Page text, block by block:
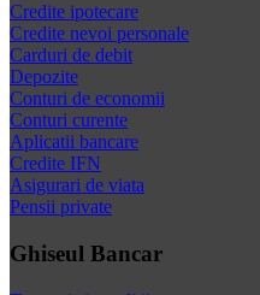
Credite ipotecare
Credite nevoi personale
Carduri de debit
Depozite
Conturi de economii
Conturi curente
Aplicatii bancare
Credite IFN
Asigurari de viata
Pensii private
Ghiseul Bancar